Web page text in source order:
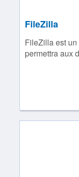
FileZilla
FileZilla est
permettra aux